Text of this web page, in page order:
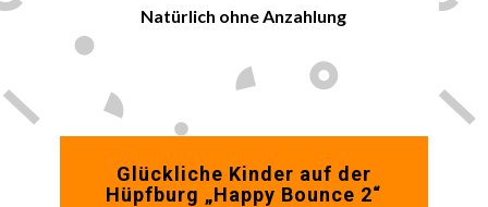
Natürlich ohne Anzahlung
Glückliche Kinder auf der
Hüpfburg „Happy Bounce 2“